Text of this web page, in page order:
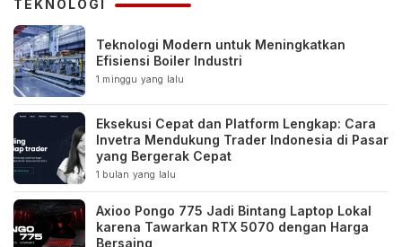
TEKNOLOGI
Teknologi Modern untuk Meningkatkan
Efisiensi Boiler Industri
1 minggu yang lalu
Eksekusi Cepat dan Platform Lengkap: Cara
Invetra Mendukung Trader Indonesia di Pasar
yang Bergerak Cepat
1 bulan yang lalu
Axioo Pongo 775 Jadi Bintang Laptop Lokal
karena Tawarkan RTX 5070 dengan Harga
Bersaing